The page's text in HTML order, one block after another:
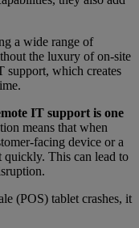
a wide range of
the luxury of on-site
support, which creates
IT support is one
means that when
facing device or a
quickly. This can lead to
(POS) tablet crashes, it